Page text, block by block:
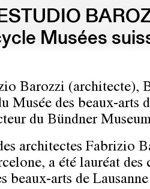
Musées
Barozzi (architecte),
Musée des beaux-arts
du Bündner
architectes Fabrizio
a été lauréat des
beaux-arts de